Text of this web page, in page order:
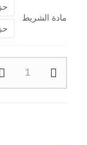
مادة الشريط